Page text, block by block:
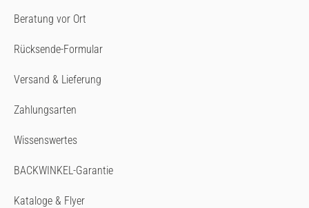
Beratung vor Ort
Rücksende-Formular
Versand & Lieferung
Zahlungsarten
Wissenswertes
BACKWINKEL-Garantie
Kataloge & Flyer